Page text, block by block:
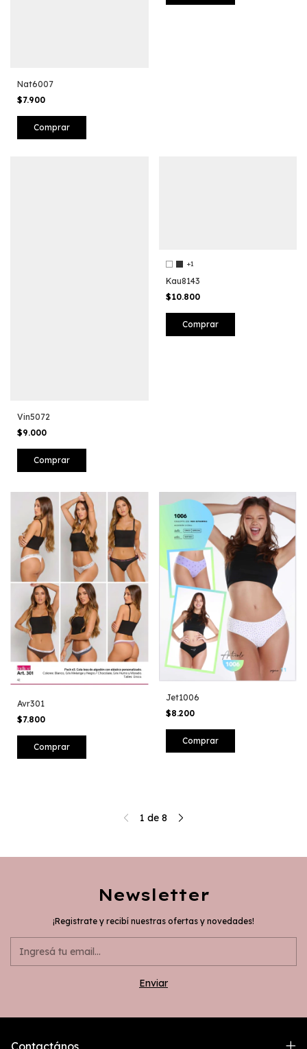
Nat6007
$7.900
Comprar
Vin5072
$9.000
+1
Kau8143
$10.800
Comprar
Avr301
$7.800
Jet1006
$8.200
Comprar
1 de 8
Newsletter
¡Registrate y recibí nuestras ofertas y novedades!
Contactános